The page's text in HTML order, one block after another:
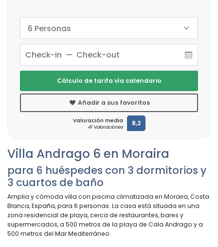
Villa Andrago 6 en Moraira
para 6 huéspedes con 3 dormitorios y
3 cuartos de baño
Amplia y cómoda villa con piscina climatizada en Moraira, Costa
Blanca, España, para 6 personas. La casa está situada en una
zona residencial de playa, cerca de restaurantes, bares y
supermercados, a 500 metros de la playa de Cala Andrago y a
500 metros del Mar Mediterráneo.
6 Personas
Cálculo de tarifa vía calendario
Añadir a sus favoritos
Valoración media
41 Valoraciones 8,2